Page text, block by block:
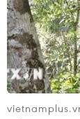
giá dầu
0,7%, lên
23/9.